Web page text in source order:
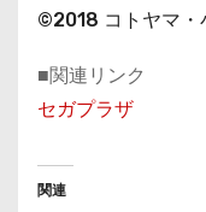
©2018 コトヤマ・
■関連リンク
セガプラザ
関連